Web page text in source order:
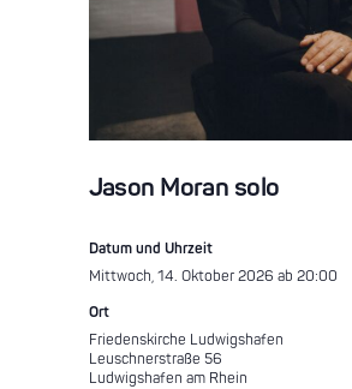
Jason Moran solo
Datum und Uhrzeit
Mittwoch, 14. Oktober 2026 ab 20:00
Ort
Friedenskirche Ludwigshafen
Leuschnerstraße 56
Ludwigshafen am Rhein